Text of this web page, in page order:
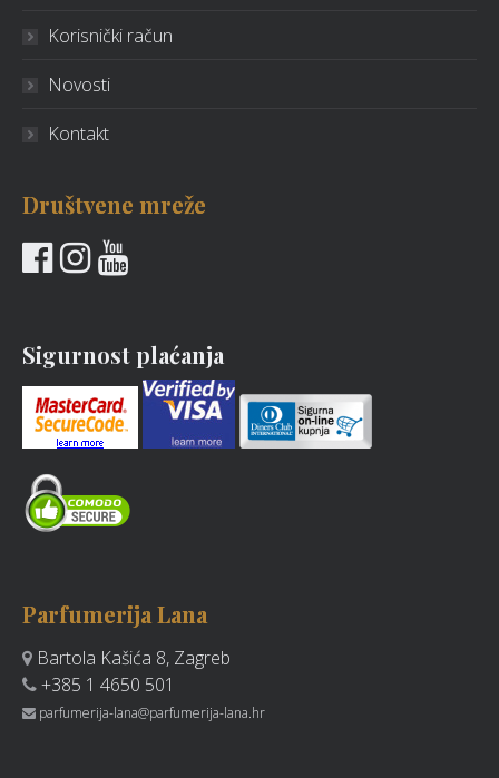
Korisnički račun
Novosti
Kontakt
Društvene mreže
Sigurnost plaćanja
Parfumerija Lana
Bartola Kašića 8, Zagreb
+385 1 4650 501
parfumerija-lana@parfumerija-lana.hr